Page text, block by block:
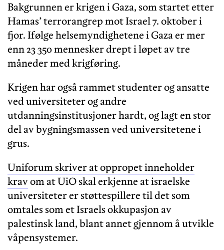
Bakgrunnen er krigen i Gaza, som startet etter
Hamas’ terrorangrep mot Israel 7. oktober i
fjor. Ifølge helsemyndighetene i Gaza er mer
enn 23 350 mennesker drept i løpet av tre
måneder med krigføring.
Krigen har også rammet studenter og ansatte
ved universiteter og andre
utdanningsinstitusjoner hardt, og lagt en stor
del av bygningsmassen ved universitetene i
grus.
Uniforum skriver at oppropet inneholder
kravom at UiO skal erkjenne at israelske
universiteter er støttespillere til det som
omtales som et Israels okkupasjon av
palestinsk land, blant annet gjennom å utvikle
våpensystemer.